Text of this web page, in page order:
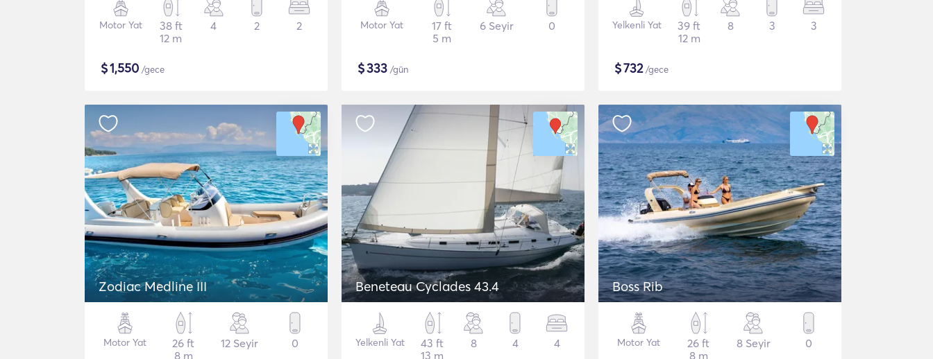
Motor Yat
38 ft
12 m
4 2 2
$1,550 /gece
Motor Yat
17 ft
5 m
6 Seyir 0
$333 /gün
Yelkenli Yat
39 ft
12 m
8 3 3
$732/gece
Zodiac Medline III
Motor Yat
26 ft
8 m
12 Seyir 0
Beneteau Cyclades 43.4
Yelkenli Yat
43 ft
13 m
8 4 4
Boss Rib
Motor Yat
26 ft
8 m
8 Seyir 0